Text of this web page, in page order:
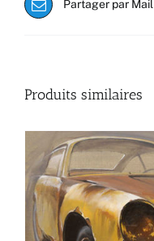
Partager par Mail
Produits similaires